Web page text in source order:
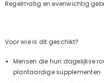
Regelmatig en evenwichtig
Voor wie is dit geschikt?
Mensen die hun dagelijkse
plantaardige supplementen